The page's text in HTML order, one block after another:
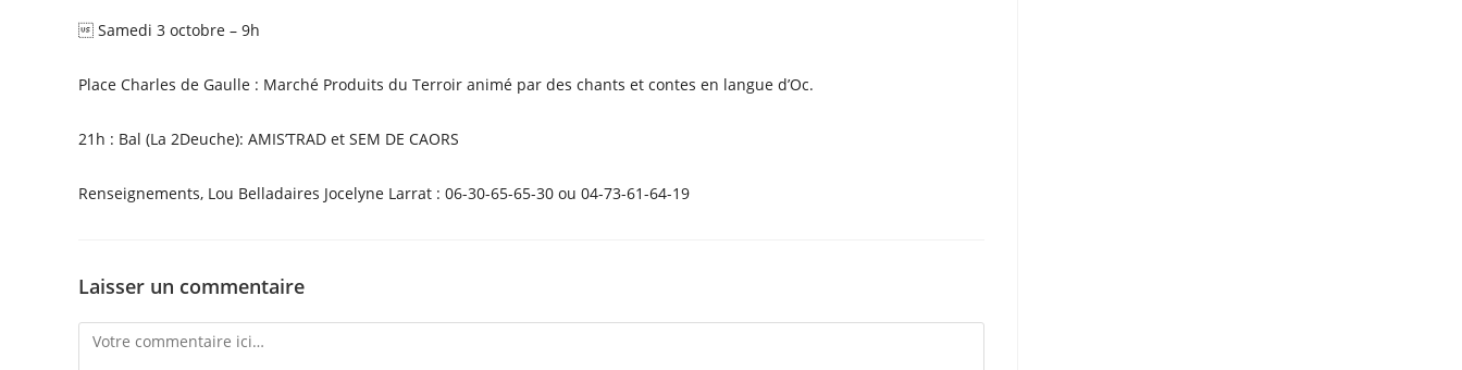
Samedi 3 octobre – 9h
Place Charles de Gaulle : Marché Produits du Terroir animé par des chants et contes en langue d’Oc.
21h : Bal (La 2Deuche): AMIS’TRAD et SEM DE CAORS
Renseignements, Lou Belladaires Jocelyne Larrat : 06-30-65-65-30 ou 04-73-61-64-19
Laisser un commentaire